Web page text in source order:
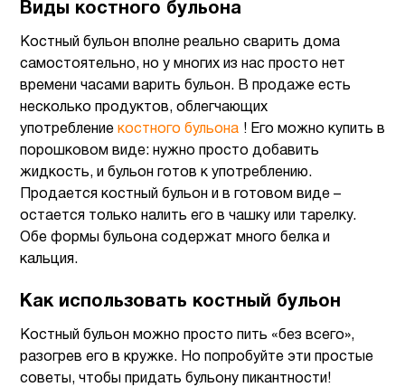
Виды костного бульона
Костный бульон вполне реально сварить дома
самостоятельно, но у многих из нас просто нет
времени часами варить бульон. В продаже есть
несколько продуктов, облегчающих
употребление костного бульона ! Его можно купить в
порошковом виде: нужно просто добавить
жидкость, и бульон готов к употреблению.
Продается костный бульон и в готовом виде –
остается только налить его в чашку или тарелку.
Обе формы бульона содержат много белка и
кальция.
Как использовать костный бульон
Костный бульон можно просто пить «без всего»,
разогрев его в кружке. Но попробуйте эти простые
советы, чтобы придать бульону пикантности!